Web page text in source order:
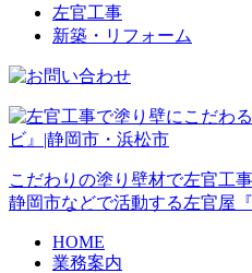
左官工事
新築・リフォーム
こだわりの塗り壁材で左官工
静岡市などで活動する左官屋
HOME
業務案内